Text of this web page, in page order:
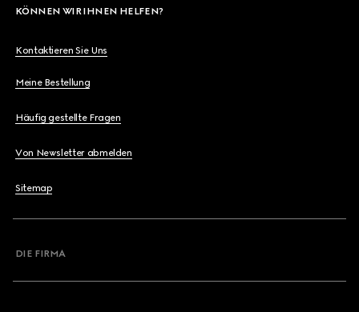
KÖNNEN WIR IHNEN HELFEN?
Kontaktieren Sie Uns
Meine Bestellung
Häufig gestellte Fragen
Von Newsletter abmelden
Sitemap
DIE FIRMA